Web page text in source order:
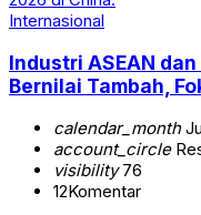
Internasional
Industri ASEAN
Bernilai Tambah,
calendar_month
account_circle
visibility76
12Komentar